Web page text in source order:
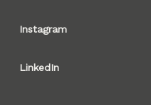
Instagram
LinkedIn